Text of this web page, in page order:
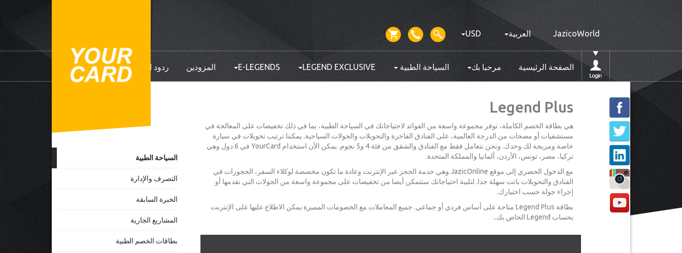
JazicoWorld العربية USD
الصفحة الرئيسية مرحبا بك السياحة الطبية LEGEND EXCLUSIVE
E-LEGENDS المزودين ردود الفعل
السياحة الطبية
التصرف والإدارة
الخبرة السابقة
المشاريع الجارية
بطاقات الخصم الطبية
Legend Plus
هي بطاقة الخصم الكاملة، توفر مجموعة واسعة من الفوائد لاحتياجاتك في السياحة الطبية، بما في ذلك تخفيضات على المعالجة في
مستشفيات أو مصحات من الدرجة العالمية، على الفنادق الفاخرة والتحويلات والجولات السياحية. يمكننا ترتيب تحويلات في سيارة
خاصة ومريحة لك وحدك. ونحن نتعامل فقط مع الفنادق والشقق من فئة 4 و5 نجوم. يمكن الآن استخدام YourCard في 6 دول وهي
تركيا، مصر، تونس، الأردن، ألمانيا والمملكة المتحدة.
مع الدخول الحصري إلى موقع JazicOnline وهي خدمة الحجز عبر الإنترنت وعادة ما تكون مخصصة لوكلاء السفر، الحجوزات في
الفنادق والتحويلات باتت سهلة جدا. لتلبية احتياجاتك ستتمكن أيضا من تخفيضات على مجموعة واسعة من الجولات التي نقدمها أو
إجراء جولة حسب اختيارك.
بطاقة Legend Plus متاحة على أساس فردي أو جماعي. جميع المعاملات مع الخصومات المميزة يمكن الاطلاع عليها على الإنترنت
بحساب Legend الخاص بك..